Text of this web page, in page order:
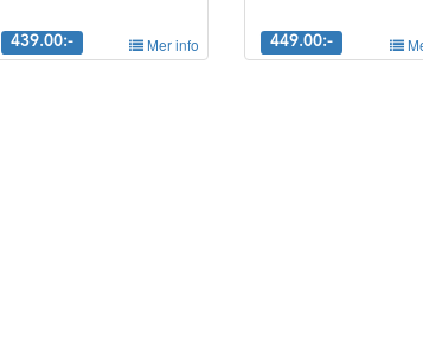
439.00:- Mer info 449.00:-